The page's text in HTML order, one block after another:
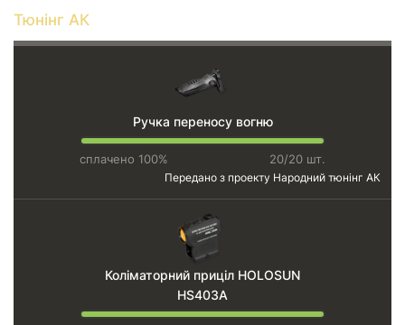
Тюнінг АК
Ручка переносу вогню
сплачено 100%
20/20 шт.
Передано з проекту Народний тюнінг АК
Коліматорний приціл HOLOSUN
HS403A